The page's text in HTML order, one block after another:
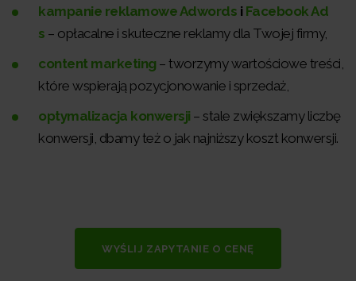
kampanie reklamowe Adwords i Facebook Ad
s – opłacalne i skuteczne reklamy dla Twojej firmy,
content marketing – tworzymy wartościowe treści,
które wspierają pozycjonowanie i sprzedaż,
optymalizacja konwersji – stale zwiększamy liczbę
konwersji, dbamy też o jak najniższy koszt konwersji.
WYŚLIJ ZAPYTANIE O CENĘ